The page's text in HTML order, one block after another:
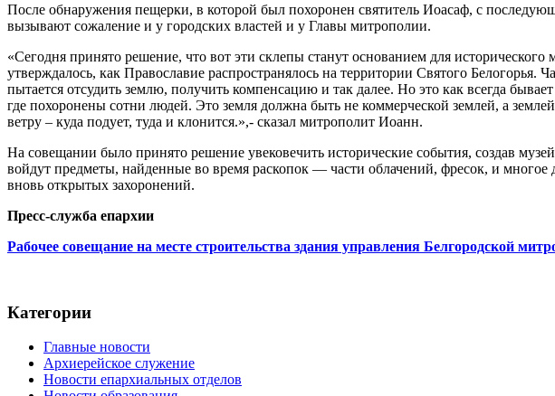
После обнаружения пещерки, в которой был похоронен святитель Иоасаф, с
вызывают сожаление и у городских властей и у Главы митрополии.
«Сегодня принято решение, что вот эти склепы станут основанием для
утверждалось, как Православие распространялось на территории Святого
пытается отсудить землю, получить компенсацию и так далее. Но это как всегда
где похоронены сотни людей. Это земля должна быть не коммерческой землей, а
ветру – куда подует, туда и клонится.»,- сказал митрополит Иоанн.
На совещании было принято решение увековечить исторические события, создав
войдут предметы, найденные во время раскопок — части облачений, фресок, и
вновь открытых захоронений.
Пресс-служба епархии
Рабочее совещание на месте строительства здания управления Белгородской
Категории
Главные новости
Архиерейское служение
Новости епархиальных отделов